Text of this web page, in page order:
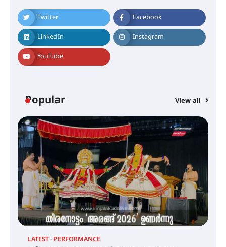
Twitter Facebook
LinkedIn Instagram
YouTube
Popular View all
LATEST PERFORMANCE
ലഭ്യമാക്കാൻ കേന്ദ്ര-കേരള
സർക്കാരുകൾ അടിയന്തരമായി
ഇടപെടണമെന്ന് ഐ.ടി.യു. ബാങ്ക്
നിക്ഷേപക സംരക്ഷണ സമിതി
ശക്തമായ കാറ്റിന് സാധ്യത –
ജില്ലയിൽ എല്ലാ വിദ്യാഭ്യാസ
സ്ഥാപനങ്ങൾക്കും ശനിയാഴ്ച
അവധി
എം.ജി. യൂണിവേഴ്‌സിറ്റിയിൽ നിന്ന്
ഇംഗ്ളീഷ് സാഹിത്യത്തിൽ
ഡോക്ടറേറ്റ് നേടിയ എൻ. ആര്യ
ട്യുണീഷ്യൻ ചിത്രം ” ദി വോയിസ്
ഫിലിം സൊസൈറ്റി ആഗസ്റ്റ് 7